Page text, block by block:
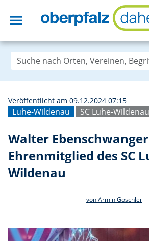
menu
Luhe-Wildenau SC Luhe-Wildenau
Veröffentlicht am 09.12.2024 07:15
Walter
Ehrenmitglied des SC
Wildenau
von Armin Goschler